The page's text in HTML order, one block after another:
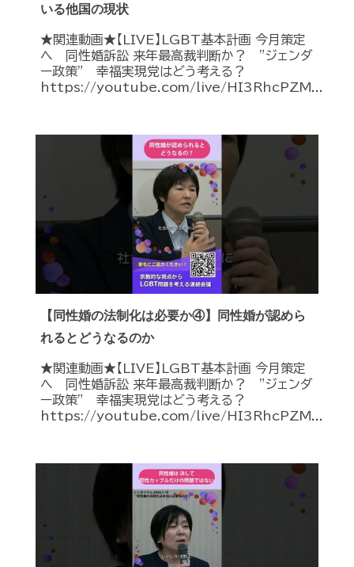
いる他国の現状
★関連動画★【LIVE】LGBT基本計画 今月策定
へ 同性婚訴訟 来年最高裁判断か？ ”ジェンダ
ー政策” 幸福実現党はどう考える？
https://youtube.com/live/HI3RhcPZM...
【同性婚の法制化は必要か④】同性婚が認めら
れるとどうなるのか
★関連動画★【LIVE】LGBT基本計画 今月策定
へ 同性婚訴訟 来年最高裁判断か？ ”ジェンダ
ー政策” 幸福実現党はどう考える？
https://youtube.com/live/HI3RhcPZM...